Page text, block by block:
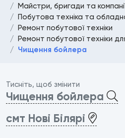
Майстри, бригади та
Побутова техніка та
Ремонт побутової техніки
Ремонт побутової техніки
Чищення бойлера
Тисніть, щоб змінити
Чищення бойлера
смт Нові Білярі